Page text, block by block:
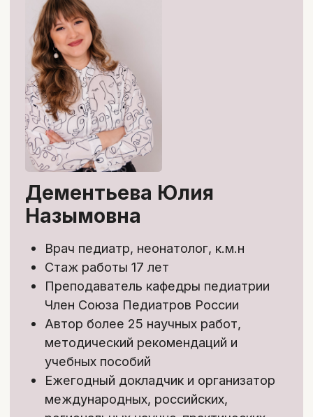
Екатерина Мелекова
Врач-кардиолог, врач-педиатр
Стаж работы 5 лет
Член ассоциации детских кардиологов
России
После обучения вы получите
именной сертификат об
окончании курса*,
подтверждающий прохождение
образовательной программы.
* Образовательная деятельность MD.school
осуществляется на основании лицензии.
В связи с изменениями законодательства РФ с 1
марта 2026 года онлайн-обучение не предполагает
выдачу удостоверений о повышении квалификации и
начисление баллов НМО. По итогам обучения
выдается сертификат об окончании курса.
с менеджером